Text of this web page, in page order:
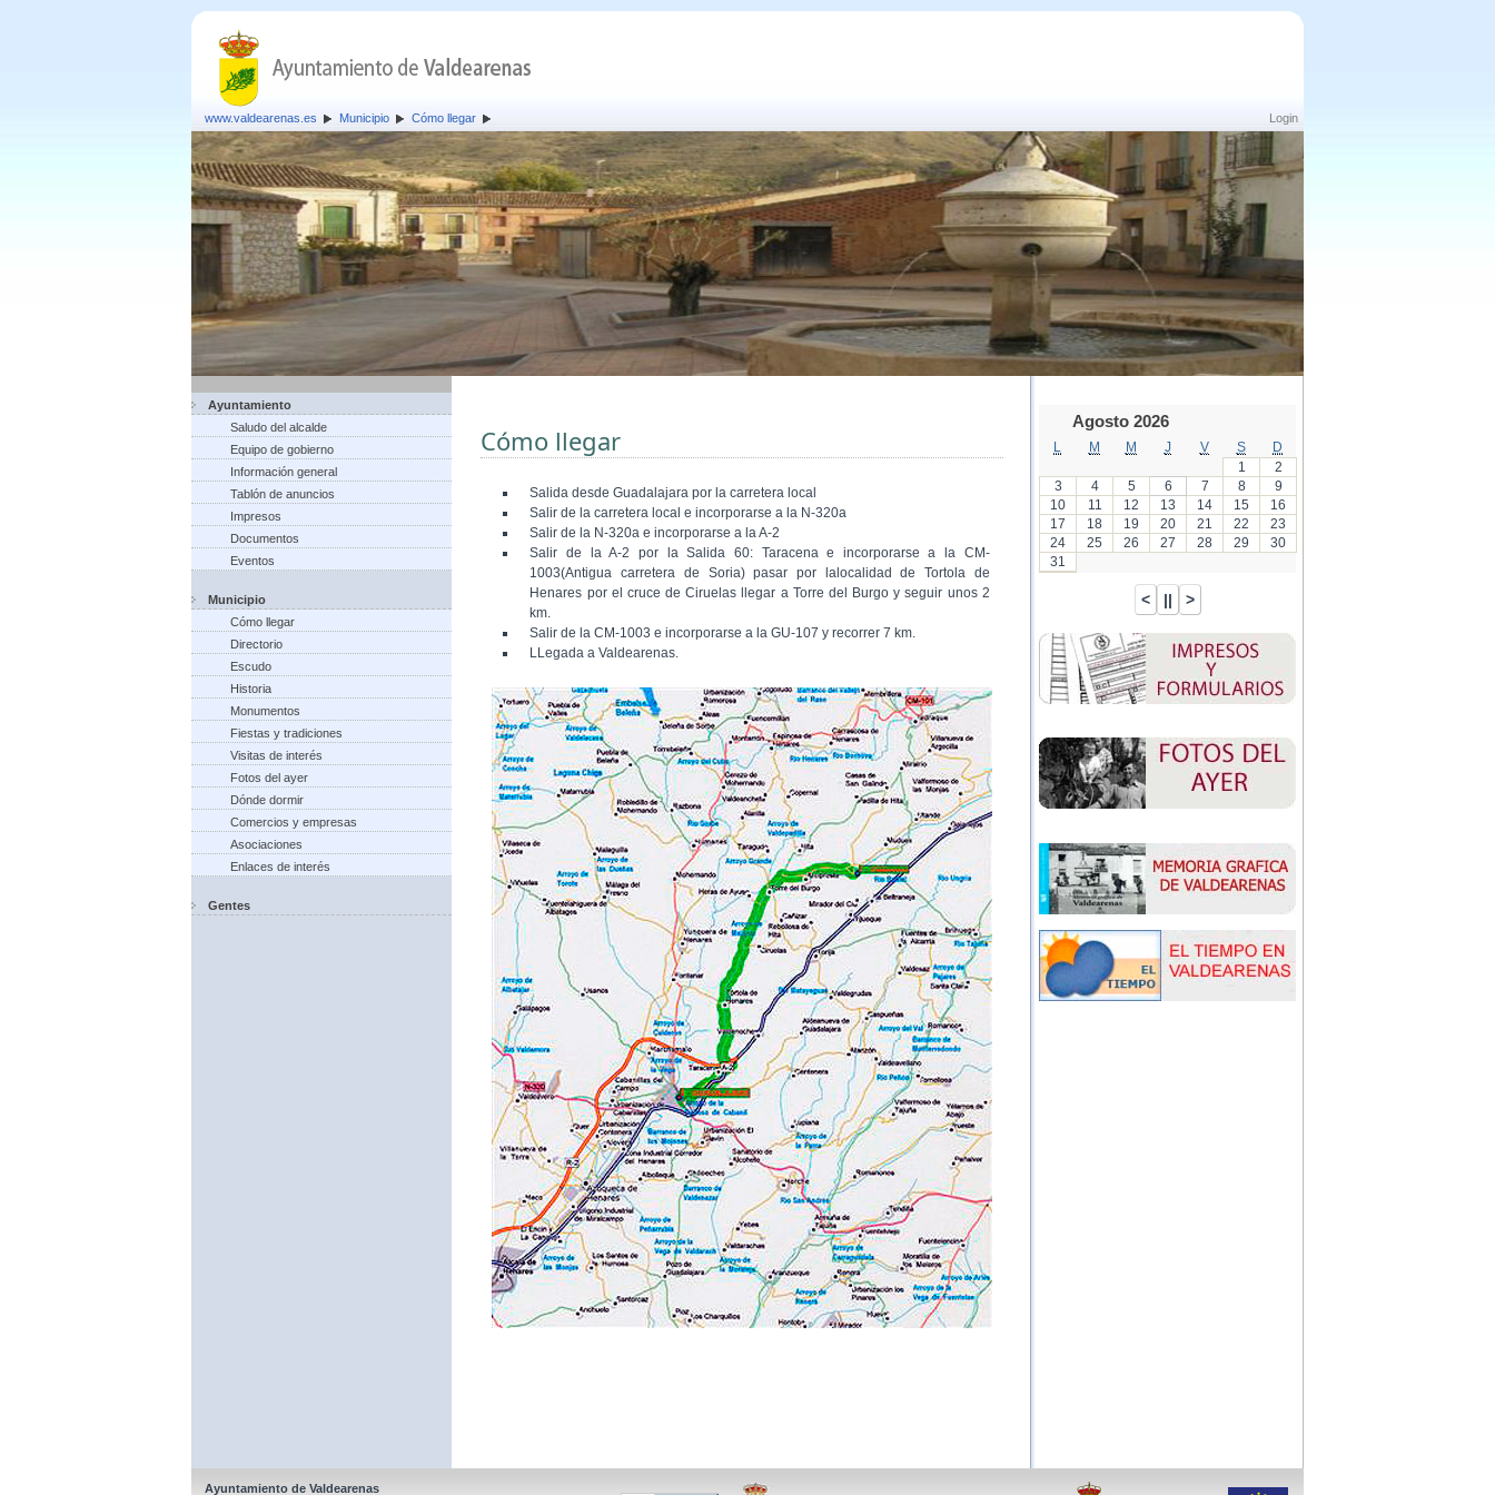
Login
www.valdearenas.es Municipio Cómo llegar
Ayuntamiento
Saludo del alcalde
Equipo de gobierno
Información general
Tablón de anuncios
Impresos
Documentos
Eventos
Municipio
Cómo llegar
Directorio
Escudo
Historia
Monumentos
Fiestas y tradiciones
Visitas de interés
Fotos del ayer
Dónde dormir
Comercios y empresas
Asociaciones
Enlaces de interés
Gentes
Cómo llegar
Salida desde Guadalajara por la carretera local
Salir de la carretera local e incorporarse a la N-320a
Salir de la N-320a e incorporarse a la A-2
Salir de la A-2 por la Salida 60: Taracena e incorporarse a la CM-
1003(Antigua carretera de Soria) pasar por lalocalidad de Tortola de
Henares por el cruce de Ciruelas llegar a Torre del Burgo y seguir unos 2
km.
Salir de la CM-1003 e incorporarse a la GU-107 y recorrer 7 km.
LLegada a Valdearenas.
Agosto 2026
M M J V S
D
1
2
3
4 5 6 7 8
9
10
11 12 13 14 15
16
17
18 19 20 21 22
23
24
25 26 27 28 29
30
31
Ayuntamiento de Valdearenas